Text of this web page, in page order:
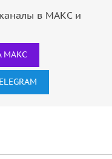
в МАКС и
МАКС